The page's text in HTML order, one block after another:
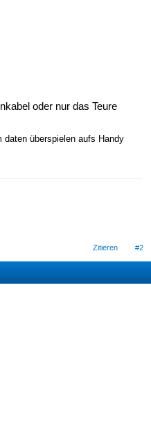
oder nur das Teure
überspielen aufs Handy
Zitieren #2